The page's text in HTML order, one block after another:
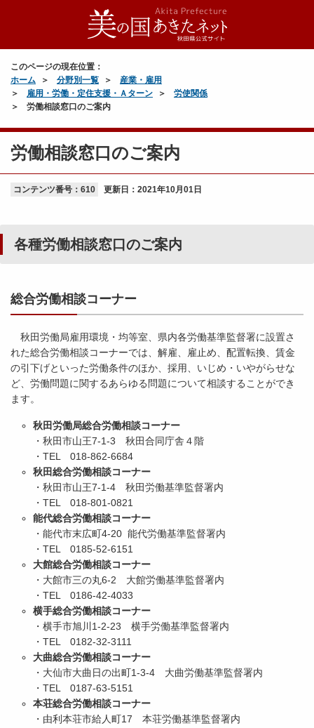
このページの現在位置：
ホーム
分野別一覧
産業・雇用
雇用・労働・定住支援・Ａターン
労使関係
労働相談窓口のご案内
労働相談窓口のご案内
コンテンツ番号：610 更新日： 2021年10月01日
各種労働相談窓口のご案内
総合労働相談コーナー
秋田労働局雇用環境・均等室、県内各労働基準監督署に設置さ
れた総合労働相談コーナーでは、解雇、雇止め、配置転換、賃金
の引下げといった労働条件のほか、採用、いじめ・いやがらせな
ど、労働問題に関するあらゆる問題について相談することができ
ます。
秋田労働局総合労働相談コーナー
・秋田市山王7-1-3 秋田合同庁舎４階
・TEL 018-862-6684
秋田総合労働相談コーナー
・秋田市山王7-1-4 秋田労働基準監督署内
・TEL 018-801-0821
能代総合労働相談コーナー
・能代市末広町4-20 能代労働基準監督署内
・TEL 0185-52-6151
大館総合労働相談コーナー
・大館市三の丸6-2 大館労働基準監督署内
・TEL 0186-42-4033
横手総合労働相談コーナー
・横手市旭川1-2-23 横手労働基準監督署内
・TEL 0182-32-3111
大曲総合労働相談コーナー
・大仙市大曲日の出町1-3-4 大曲労働基準監督署内
・TEL 0187-63-5151
本荘総合労働相談コーナー
・由利本荘市給人町17 本荘労働基準監督署内